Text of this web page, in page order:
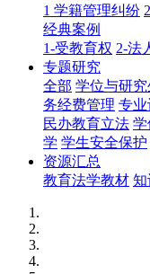
1 学籍管理纠纷 2
经典案例
1-受教育权 2-法
专题研究
全部 学位与研
务经费管理 专
民办教育立法 学
学 学生安全保护
资源汇总
教育法学教材 知